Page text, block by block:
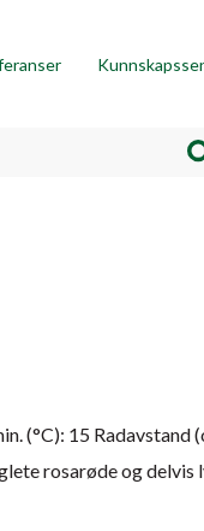
(°C): 15 Radavstand
rosarøde og delvis